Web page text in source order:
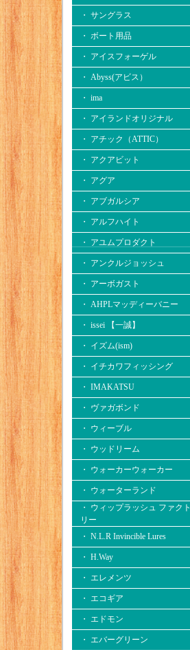
・ サングラス
・ ボート用品
・ アイスフォーゲル
・ Abyss(アビス）
・ ima
・ アイランドオリジナル
・ アチック（ATTIC）
・ アクアビット
・ アグア
・ アブガルシア
・ アルフハイト
・ アユムプロダクト
・ アンクルジョッシュ
・ アーボガスト
・ AHPLマッディーバニー
・ issei 【一誠】
・ イズム(ism)
・ イチカワフィッシング
・ IMAKATSU
・ ヴァガボンド
・ ウィーブル
・ ウッドリーム
・ ウォーカーウォーカー
・ ウォーターランド
・ ウィップラッシュ ファクト
リー
・ N.L.R Invincible Lures
・ H.Way
・ エレメンツ
・ エコギア
・ エドモン
・ エバーグリーン